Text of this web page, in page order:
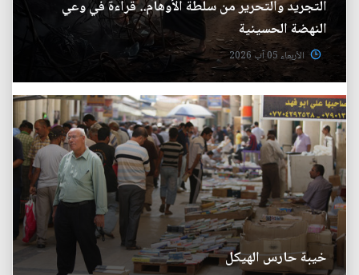
التجريد والتحرير من سلطة الأوهام.. قراءة في وعي
النهضة الحسينية
الأربعاء 05 آب 2026
خيبة حارس الهيكل